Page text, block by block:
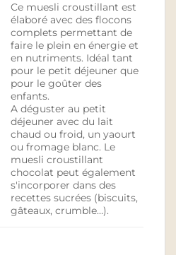
Ce muesli croustillant est
élaboré avec des flocons
complets permettant de
faire le plein en énergie et
en nutriments. Idéal tant
pour le petit déjeuner que
pour le goûter des
enfants.
A déguster au petit
déjeuner avec du lait
chaud ou froid, un yaourt
ou fromage blanc. Le
muesli croustillant
chocolat peut également
s'incorporer dans des
recettes sucrées (biscuits,
gâteaux, crumble…).